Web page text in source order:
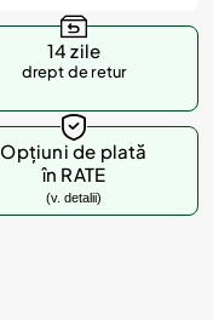
14 zile
drept de retur
Opțiuni de plată
în RATE
(v. detalii)